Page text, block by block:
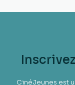
CinéJeunes est